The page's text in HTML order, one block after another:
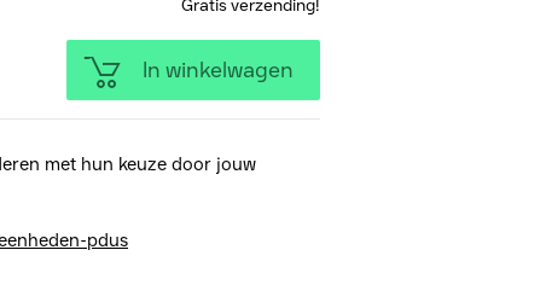
Gratis verzending!
In winkelwagen
met hun keuze door jouw
pdus